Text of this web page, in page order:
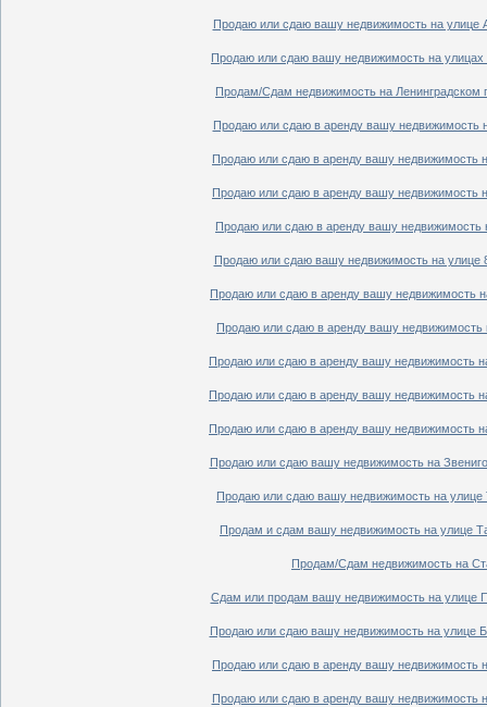
Продаю или сдаю вашу недвижимость на улице
Продаю или сдаю вашу недвижимость на
Продам/Сдам недвижимость на Ленинградском
Продаю или сдаю в аренду вашу недвижимость
Продаю или сдаю в аренду вашу недвижимость
Продаю или сдаю в аренду вашу недвижимость
Продаю или сдаю в аренду вашу недвижимость
Продаю или сдаю вашу недвижимость на улице
Продаю или сдаю в аренду вашу недвижимость
Продаю или сдаю в аренду вашу недвижимость
Продаю или сдаю в аренду вашу недвижимость
Продаю или сдаю в аренду вашу недвижимость
Продаю или сдаю в аренду вашу недвижимость
Продаю или сдаю вашу недвижимость на
Продаю или сдаю вашу недвижимость на улице
Продам и сдам вашу недвижимость на улице
Продам/Сдам недвижимость на
Сдам или продам вашу недвижимость на улице
Продаю или сдаю вашу недвижимость на улице
Продаю или сдаю в аренду вашу недвижимость
Продаю или сдаю в аренду вашу недвижимость